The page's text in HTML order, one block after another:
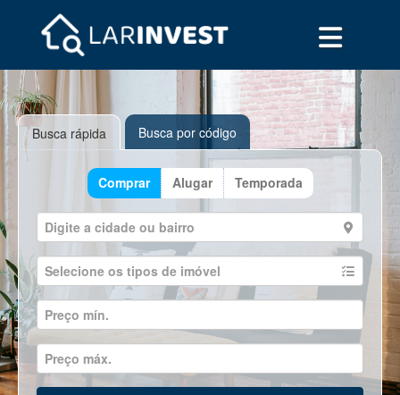
Busca rápida Busca por código
Comprar Alugar Temporada